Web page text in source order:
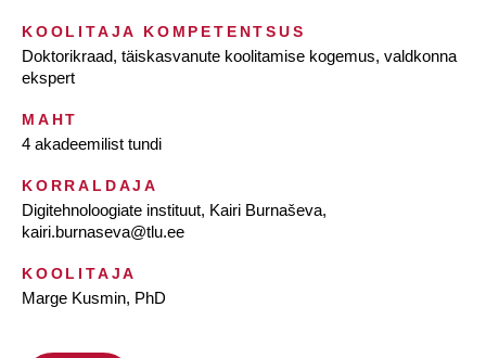
KOOLITAJA KOMPETENTSUS
Doktorikraad, täiskasvanute koolitamise kogemus, valdkonna
ekspert
MAHT
4 akadeemilist tundi
KORRALDAJA
Digitehnoloogiate instituut, Kairi Burnaševa,
kairi.burnaseva@tlu.ee
KOOLITAJA
Marge Kusmin, PhD